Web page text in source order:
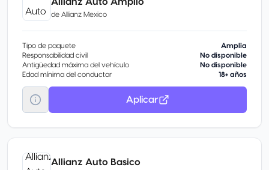
de Allianz Mexico
Tipo de paquete
Amplia
Responsabilidad civil
No disponible
Antigüedad máxima del vehículo
No disponible
Edad mínima del conductor
18+ años
Aplicar
Allianz Auto Basico